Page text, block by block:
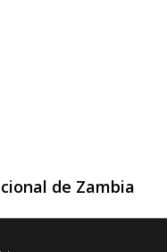
de Zambia